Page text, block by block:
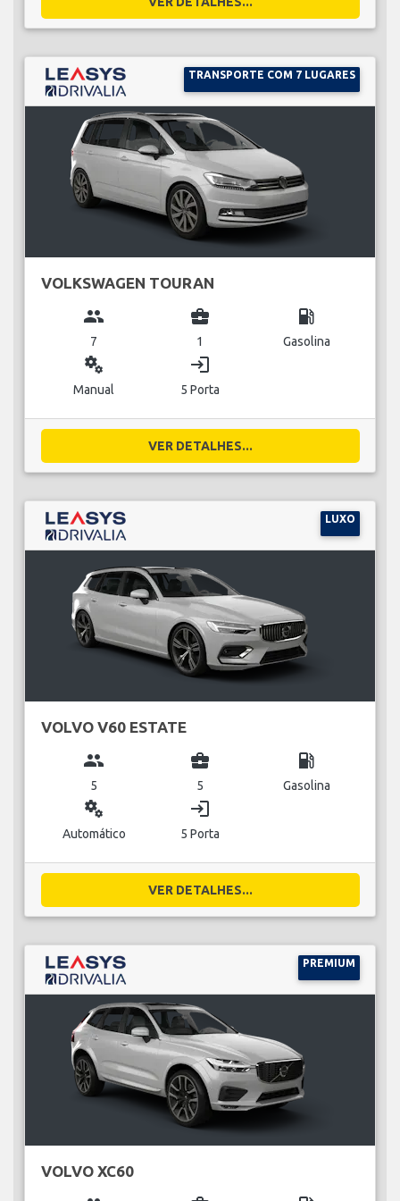
TRANSPORTE COM 7 LUGARES
VOLKSWAGEN TOURAN
group
7
business_center
1
local_gas_station
Gasolina
miscellaneous_services
Manual
login
5 Porta
VER DETALHES...
LUXO
VOLVO V60 ESTATE
group
5
business_center
5
local_gas_station
Gasolina
miscellaneous_services
Automático
login
5 Porta
VER DETALHES...
PREMIUM
VOLVO XC60